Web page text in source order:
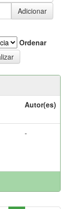
Ordenar
Autor(es)
-